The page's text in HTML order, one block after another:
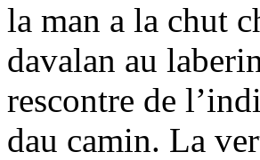
la man a la chut
davalan au
rescontre de
dau camin. La